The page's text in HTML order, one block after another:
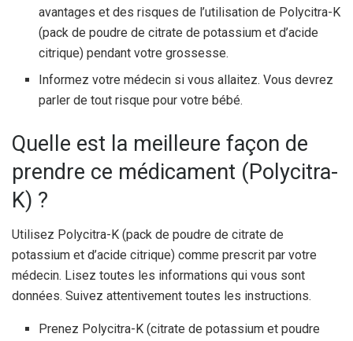
avantages et des risques de l’utilisation de Polycitra-K
(pack de poudre de citrate de potassium et d’acide
citrique) pendant votre grossesse.
Informez votre médecin si vous allaitez. Vous devrez
parler de tout risque pour votre bébé.
Quelle est la meilleure façon de
prendre ce médicament (Polycitra-
K) ?
Utilisez Polycitra-K (pack de poudre de citrate de
potassium et d’acide citrique) comme prescrit par votre
médecin. Lisez toutes les informations qui vous sont
données. Suivez attentivement toutes les instructions.
Prenez Polycitra-K (citrate de potassium et poudre